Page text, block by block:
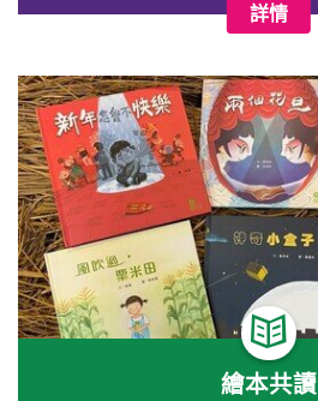
詳情
繪本共讀